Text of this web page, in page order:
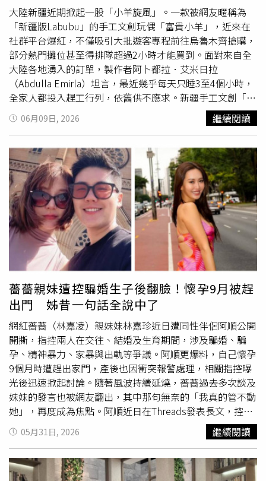
大陸新疆近期掀起一股「小羊旋風」。一款被網友暱稱為
「新疆版Labubu」的手工文創玩偶「富貴小羊」，近來在
社群平台爆紅，不僅吸引大批遊客專程前往烏魯木齊搶購，
部分熱門攤位甚至得排隊超過2小時才能買到。面對來自全
大陸各地湧入的訂單，製作者阿卜都拉．艾米日拉
（Abdulla Emirla）坦言，最近幾乎每天只睡3至4個小時，
全家人都投入趕工行列，依舊供不應求。新疆手工文創「富
貴小羊」近期爆紅，吸引大批遊客排隊搶購。綜合《羊城晚
報》等陸媒報導，這款名為「富貴小羊」的手工玩偶自今年
5月起迅速竄紅，被不少網友封為「新疆版Labubu」。圓滾
滾的大眼睛、捲毛造型、粉嫩耳朵與微笑表情，加上濃濃新
疆民族特色元素，成功擄獲大批遊客與網友的心。從黑龍
江、四川、廣東到陝西，不少遊客專程到烏魯木齊金泉商城
朝聖，只為帶回一隻專屬於自己的小羊。富貴小羊結合艾德
萊斯綢與民族元素，被譽為「新疆版Labubu」。「拍照真
的太可愛了！」來自瀋陽的遊客李小姐受訪表示，自己一次
就買了8隻不同款式的小羊，打算帶回去送給親朋好友。她
認為，比起一般紀念品，這種具有地方文化特色又能拍照打
卡的文創商品更有紀念價值。隨著相關影片在抖音、小紅書
等社群平台瘋傳，「#新疆小羊」話題瀏覽量也迅速突破千
萬次。富貴小羊之所以受到歡迎，除了可愛外型外，更大的
賣點在於每一隻都是獨一無二的手工訂製作品。製作者阿卜
都拉表示，顧客可以自行挑選艾德萊斯綢（Atlas Silk）花
色、小花帽款式及裝飾配件，再由他現場手工製作，因此不
會出現兩隻完全相同的小羊。這種帶有「私人訂製」概念的
旅遊紀念品，也讓不少遊客願意排隊等待。遊客可自由搭配
花帽、布料與飾品，每隻小羊都是獨一無二的作品。此外，
富貴小羊售價大多落在數十元人民幣區間，價格親民又具有
地方特色，被許多遊客視為理想伴手禮。有消費者笑稱，
「送人不心疼，自己收藏也不占空間」，成功打中旅遊市場
需求。隨著訂單暴增，阿卜都拉的生活也徹底被打亂。他透
露，自己每天早上8點開工，經常忙到深夜，最忙時全家人
一起投入製作仍趕不上接單速度。目前每日產量約可達200
06月09日, 2026 繼續閱讀
薔薔親妹遭控騙婚生子後翻臉！懷孕9月被趕
出門 姊昔一句話全說中了
網紅薔薔（林嘉凌）親妹妹林嘉珍近日遭同性伴侶阿順公開
開撕，指控兩人在交往、結婚及生育期間，涉及騙婚、騙
孕、精神暴力、家暴與出軌等爭議。阿順更爆料，自己懷孕
9個月時遭趕出家門，產後也因衝突報警處理，相關指控曝
光後迅速掀起討論。隨著風波持續延燒，薔薔過去多次談及
妹妹的發言也被網友翻出，其中那句無奈的「我真的管不動
她」，再度成為焦點。阿順近日在Threads發表長文，控訴
自己與林嘉珍從交往到組建家庭的過程充滿痛苦。她表示，
自己為了兩人的未來選擇結婚、生育，卻在懷孕期間屢次遭
受精神折磨。她透露，懷孕將近9個月時，個人物品被打包
成十多袋垃圾袋丟在路邊，自己挺著大肚子獨自搬運，四處
05月31日, 2026 繼續閱讀